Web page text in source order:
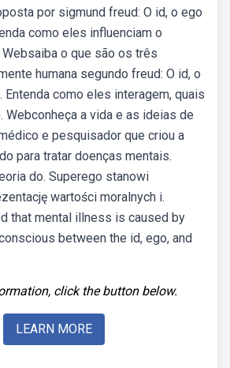
por sigmund freud: O id, o ego
como eles influenciam o
o que são os três
humana segundo freud: O id, o
como eles interagem, quais
a vida e as ideias de
e pesquisador que criou a
para tratar doenças mentais.
do. Superego stanowi
wartości moralnych i.
that mental illness is caused by
between the id, ego, and
click the button below.
LEARN MORE